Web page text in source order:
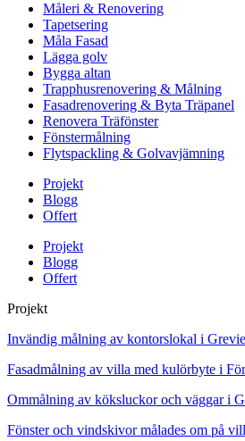
Måleri & Renovering
Tapetsering
Måla Fasad
Lägga golv
Bygga altan
Trapphusrenovering & Målning
Fasadrenovering & Byta Träpanel
Renovera Träfönster
Fönstermålning
Flytspackling & Golvavjämning
Projekt
Blogg
Offert
Projekt
Blogg
Offert
Projekt
Invändig målning av kontorslokal i
Fasadmålning av villa med kulörbyte i
Ommålning av köksluckor och väggar i
Fönster och vindskivor målades om på